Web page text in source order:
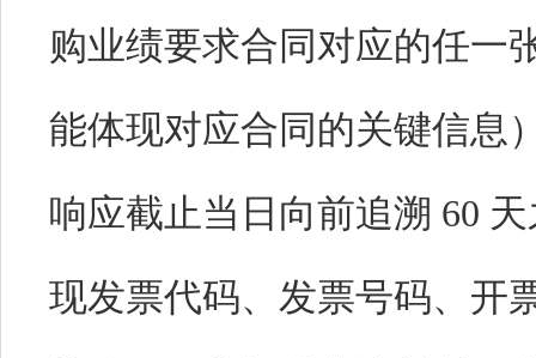
购业绩要求合同对应的任一
能体现对应合同的关键信息
响应截止当日向前追溯 60
现发票代码、发票号码、开